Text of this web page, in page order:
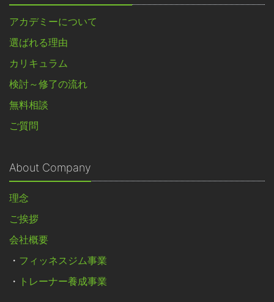
アカデミーについて
選ばれる理由
カリキュラム
検討～修了の流れ
無料相談
ご質問
About Company
理念
ご挨拶
会社概要
・ フィッネスジム事業
・ トレーナー養成事業